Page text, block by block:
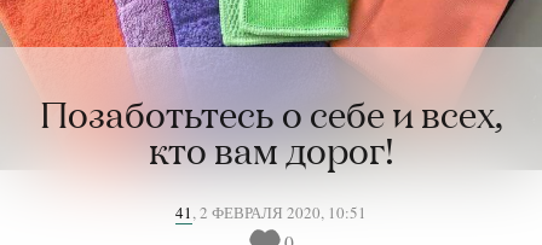
Позаботьтесь о себе и всех,
кто вам дорог!
41 , 2 ФЕВРАЛЯ 2020, 10:51